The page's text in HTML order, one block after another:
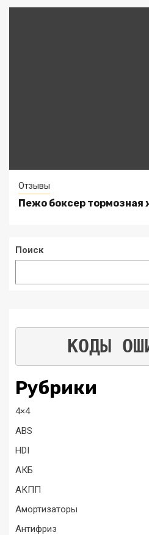
Отзывы
Пежо боксер тормозная
Поиск
КОДЫ
Рубрики
4×4
ABS
HDI
АКБ
АКПП
Амортизаторы
Антифриз